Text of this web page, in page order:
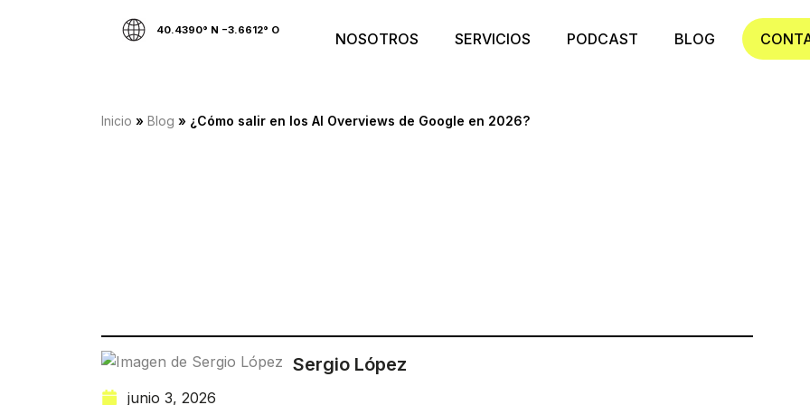
40.4390° N −3.6612° O NOSOTROS SERVICIOS PODCAST BLOG
Inicio » Blog » ¿Cómo salir en los AI Overviews de Google en 2026?
Sergio López
junio 3, 2026